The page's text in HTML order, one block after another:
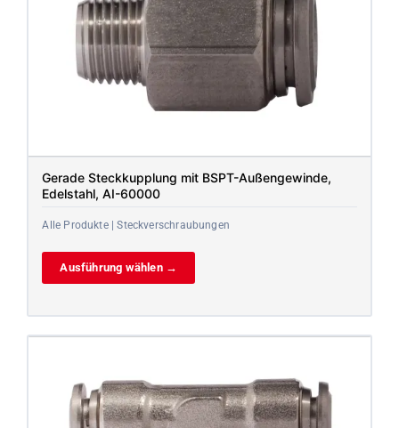
Gerade Steckkupplung mit BSPT-Außengewinde,
Edelstahl, AI-60000
Alle Produkte | Steckverschraubungen
Ausführung wählen →